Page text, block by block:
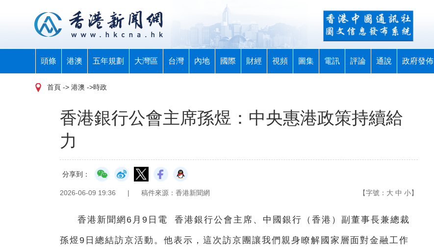
頭條 港澳 五年規劃 大灣區 台灣 內地 國際 財經 視頻 圖集 電訊 評論 通說 政府發佈
首頁 -> 港澳 ->時政
香港銀行公會主席孫煜：中央惠港政策持續給
力
分享到：
2026-06-09 19:36 | 稿件來源：香港新聞網 【字號： 大 中 小】
香港新聞網6月9日電 香港銀行公會主席、中國銀行（香港）副董事長兼總裁
孫煜9日總結訪京活動。他表示， 這次訪京團讓我們親身 瞭解國家層面對金融工作